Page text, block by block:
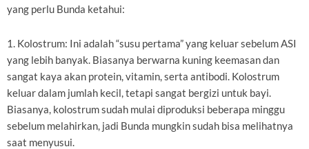
yang perlu Bunda ketahui:
1. Kolostrum: Ini adalah “susu pertama” yang keluar sebelum ASI
yang lebih banyak. Biasanya berwarna kuning keemasan dan
sangat kaya akan protein, vitamin, serta antibodi. Kolostrum
keluar dalam jumlah kecil, tetapi sangat bergizi untuk bayi.
Biasanya, kolostrum sudah mulai diproduksi beberapa minggu
sebelum melahirkan, jadi Bunda mungkin sudah bisa melihatnya
saat menyusui.